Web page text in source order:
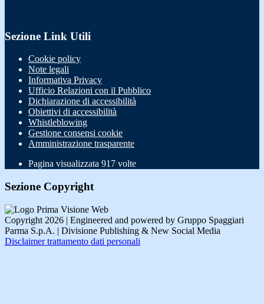
Sezione Link Utili
Cookie policy
Note legali
Informativa Privacy
Ufficio Relazioni con il Pubblico
Dichiarazione di accessibilità
Obiettivi di accessibilità
Whistleblowing
Gestione consensi cookie
Amministrazione trasparente
Pagina visualizzata 917 volte
Sezione Copyright
Copyright 2026 | Engineered and powered by Gruppo Spaggiari
Parma S.p.A. | Divisione Publishing & New Social Media
Disclaimer trattamento dati personali